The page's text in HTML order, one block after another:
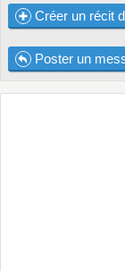
Créer un récit
Poster un